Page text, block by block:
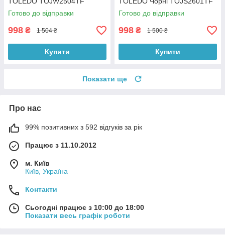
Готово до відправки
998 ₴ 1 504 ₴
Купити
Готово до відправки
998 ₴ 1 500 ₴
Купити
Показати ще
Про нас
99% позитивних з 592 відгуків за рік
Працює з 11.10.2012
м. Київ
Київ, Україна
Контакти
Сьогодні працює з 10:00 до 18:00
Показати весь графік роботи